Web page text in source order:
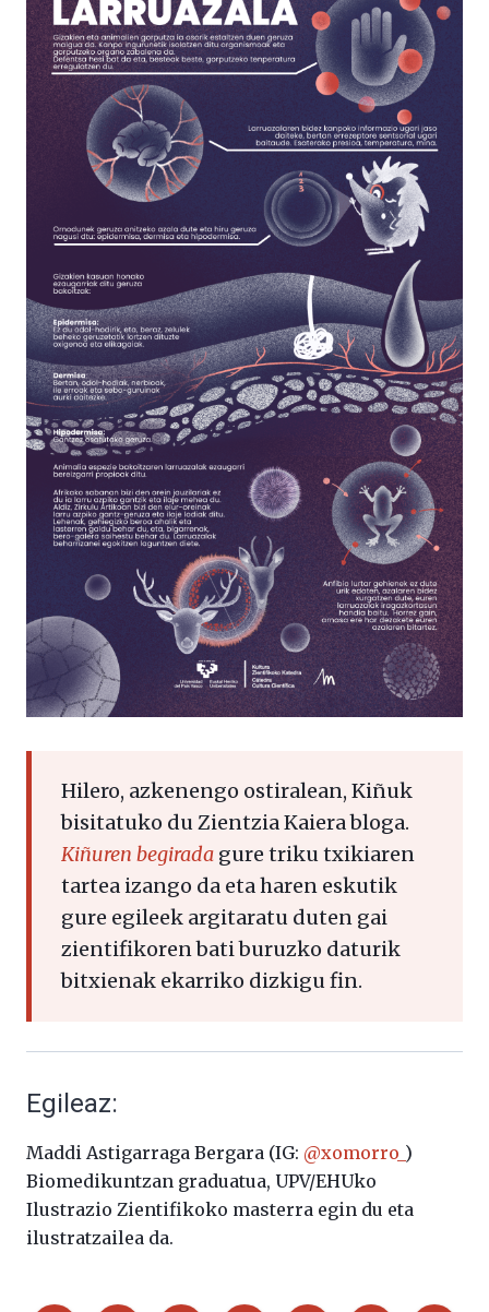
Hilero, azkenengo ostiralean, Kiñuk
bisitatuko du Zientzia Kaiera bloga.
Kiñuren begirada gure triku txikiaren
tartea izango da eta haren eskutik
gure egileek argitaratu duten gai
zientifikoren bati buruzko daturik
bitxienak ekarriko dizkigu fin.
Egileaz:
Maddi Astigarraga Bergara (IG: @xomorro_ )
Biomedikuntzan graduatua, UPV/EHUko
Ilustrazio Zientifikoko masterra egin du eta
ilustratzailea da.